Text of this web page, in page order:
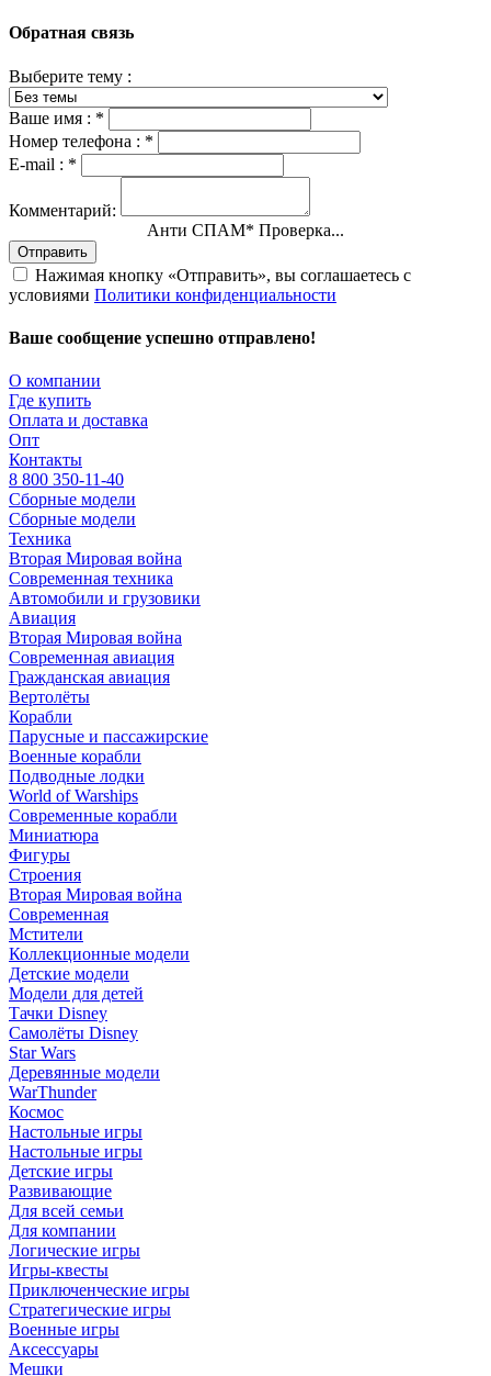
Обратная связь
Выберите тему :
Ваше имя : *
Номер телефона : *
E-mail : *
Комментарий:
Анти СПАМ* Проверка...
Отправить
Нажимая кнопку «Отправить», вы соглашаетесь с
условиями Политики конфиденциальности
Ваше сообщение успешно отправлено!
О компании
Где купить
Оплата и доставка
Опт
Контакты
8 800 350-11-40
Сборные модели
Сборные модели
Техника
Вторая Мировая война
Современная техника
Автомобили и грузовики
Авиация
Вторая Мировая война
Современная авиация
Гражданская авиация
Вертолёты
Корабли
Парусные и пассажирские
Военные корабли
Подводные лодки
World of Warships
Современные корабли
Миниатюра
Фигуры
Строения
Вторая Мировая война
Современная
Мстители
Коллекционные модели
Детские модели
Модели для детей
Тачки Disney
Самолёты Disney
Star Wars
Деревянные модели
WarThunder
Космос
Настольные игры
Настольные игры
Детские игры
Развивающие
Для всей семьи
Для компании
Логические игры
Игры-квесты
Приключенческие игры
Стратегические игры
Военные игры
Аксессуары
Мешки